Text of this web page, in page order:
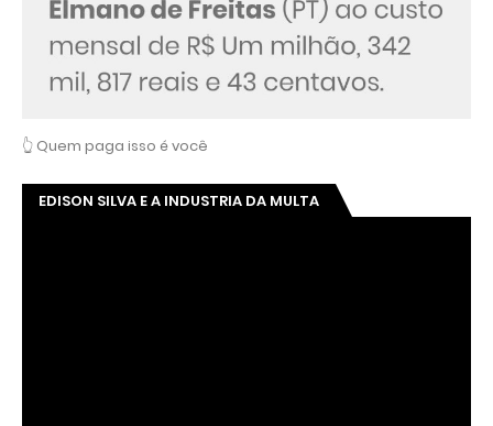
👆 Quem paga isso é você
EDISON SILVA E A INDUSTRIA DA MULTA